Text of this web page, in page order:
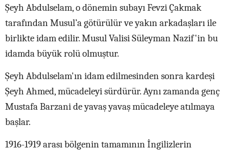
Şeyh Abdulselam, o dönemin subayı Fevzi Çakmak
tarafından Musul’a götürülür ve yakın arkadaşları ile
birlikte idam edilir. Musul Valisi Süleyman Nazif'in bu
idamda büyük rolü olmuştur.
Şeyh Abdulselam'ın idam edilmesinden sonra kardeşi
Şeyh Ahmed, mücadeleyi sürdürür. Aynı zamanda genç
Mustafa Barzani de yavaş yavaş mücadeleye atılmaya
başlar.
1916-1919 arası bölgenin tamamının İngilizlerin